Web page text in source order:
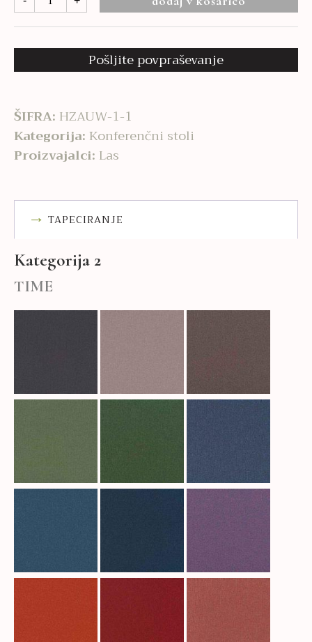
količina
Pošljite povpraševanje
ŠIFRA: HZAUW-1-1
Kategorija:Konferenčni stoli
Proizvajalci: Las
TAPECIRANJE
Kategorija 2
TIME